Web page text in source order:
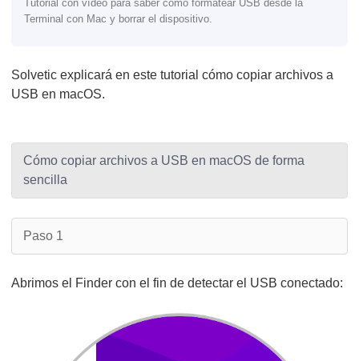
Tutorial con vídeo para saber cómo formatear USB desde la
Terminal con Mac y borrar el dispositivo.
Solvetic explicará en este tutorial cómo copiar archivos a
USB en macOS.
Cómo copiar archivos a USB en macOS de forma
sencilla
Paso 1
Abrimos el Finder con el fin de detectar el USB conectado: